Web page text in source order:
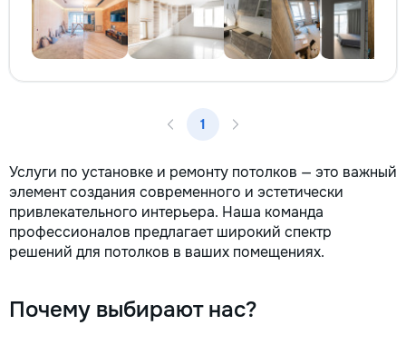
1
Услуги по установке и ремонту потолков — это важный
элемент создания современного и эстетически
привлекательного интерьера. Наша команда
профессионалов предлагает широкий спектр
решений для потолков в ваших помещениях.
Почему выбирают нас?